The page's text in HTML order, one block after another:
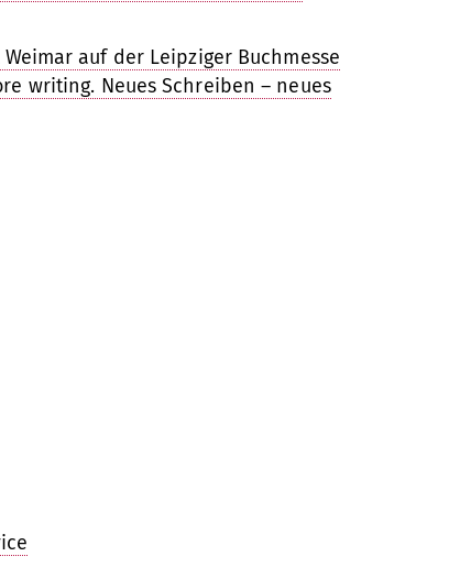
auf der Leipziger Buchmesse
writing. Neues Schreiben – neues